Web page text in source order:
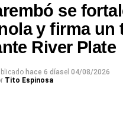
se
y firma un
River Plate
hace 6 díasel 04/08/2026
Tito Espinosa